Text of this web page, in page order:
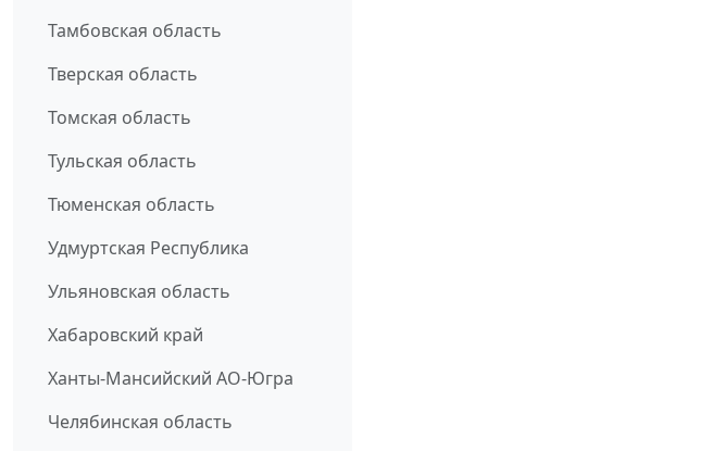
Тамбовская область
Тверская область
Томская область
Тульская область
Тюменская область
Удмуртская Республика
Ульяновская область
Хабаровский край
Ханты-Мансийский АО-Югра
Челябинская область